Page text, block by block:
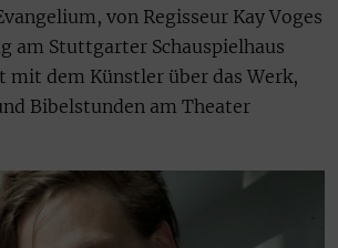
von Regisseur Kay Voges
am Stuttgarter Schauspielhaus
mit dem Künstler über das Werk,
Bibelstunden am Theater